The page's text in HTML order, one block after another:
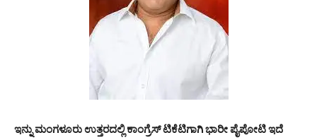
ಇನ್ನು ಮಂಗಳೂರು ಉತ್ತರದಲ್ಲಿ ಕಾಂಗ್ರೆಸ್ ಟಿಕೆಟಿಗಾಗಿ ಭಾರೀ ಪೈಪೋಟಿ ಇದೆ